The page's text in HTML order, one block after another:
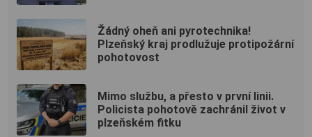
Žádný oheň ani pyrotechnika!
Plzeňský kraj prodlužuje protipožární
pohotovost
Mimo službu, a přesto v první linii.
Policista pohotově zachránil život v
plzeňském fitku